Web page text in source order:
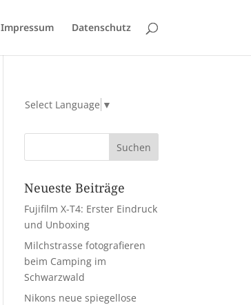
Impressum Datenschutz
Select Language ▼
Neueste Beiträge
Fujifilm X-T4: Erster Eindruck
und Unboxing
Milchstrasse fotografieren
beim Camping im
Schwarzwald
Nikons neue spiegellose